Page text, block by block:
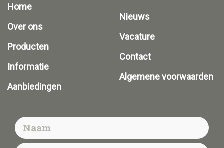
Home
Over ons
Producten
Informatie
Aanbiedingen
Nieuws
Vacature
Contact
Algemene voorwaarden